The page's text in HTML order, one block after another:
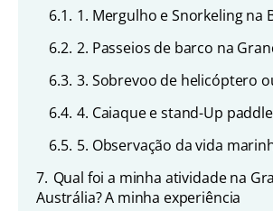
6.1. 1. Mergulho e Snorkeling na
6.2. 2. Passeios de barco na
6.3. 3. Sobrevoo de helicóptero
6.4. 4. Caiaque e stand-Up paddle
6.5. 5. Observação da vida
7. Qual foi a minha atividade na
Austrália? A minha experiência